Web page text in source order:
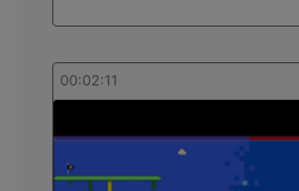
00:02:11